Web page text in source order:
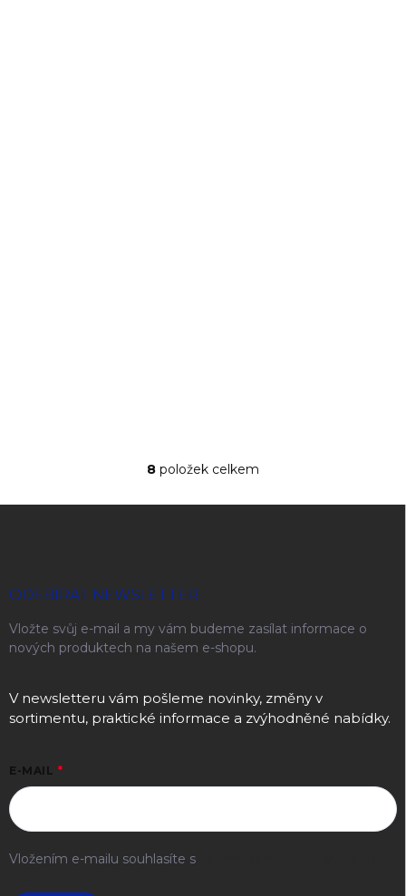
Ovládací prvky výpisu
8 položek celkem
ODEBÍRAT NEWSLETTER
Vložte svůj e-mail a my vám budeme zasílat informace o
nových produktech na našem e-shopu.
V newsletteru vám pošleme novinky, změny v
sortimentu, praktické informace a zvýhodněné nabídky.
E-MAIL
Vložením e-mailu souhlasíte s